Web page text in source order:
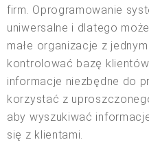
firm. Oprogramowanie
uniwersalne i dlatego
małe organizacje z
kontrolować bazę
informacje niezbędne do
korzystać z
aby wyszukiwać
się z klientami.